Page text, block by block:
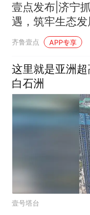
壹点发布|济宁
遇，筑牢生态
齐鲁壹点 APP专享
这里就是亚洲
白石洲
壹号塔台